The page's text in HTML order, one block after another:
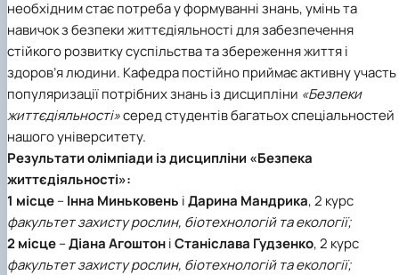
необхідним стає потреба у формуванні знань, умінь та
навичок з безпеки життєдіяльності для забезпечення
стійкого розвитку суспільства та збереження життя і
здоров’я людини. Кафедра постійно приймає активну участь
популяризації потрібних знань із дисципліни «Безпеки
життєдіяльності»серед студентів багатьох спеціальностей
нашого університету.
Результати олімпіади із дисципліни «Безпека
життєдіяльності»:
1 місце–Інна Миньковень іДарина Мандрика,2 курс
факультет захисту рослин, біотехнологій та екології;
2 місце–ДіанаАгоштоніСтаніслава Гудзенко,2 курс
факультет захисту рослин, біотехнологій та екології;